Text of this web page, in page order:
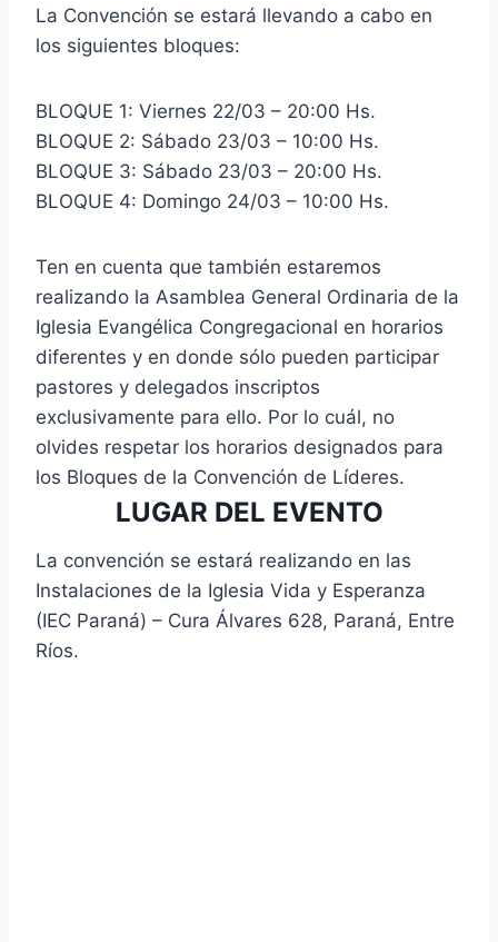
La Convención se estará llevando a cabo en
los siguientes bloques:
BLOQUE 1: Viernes 22/03 – 20:00 Hs.
BLOQUE 2: Sábado 23/03 – 10:00 Hs.
BLOQUE 3: Sábado 23/03 – 20:00 Hs.
BLOQUE 4: Domingo 24/03 – 10:00 Hs.
Ten en cuenta que también estaremos
realizando la Asamblea General Ordinaria de la
Iglesia Evangélica Congregacional en horarios
diferentes y en donde sólo pueden participar
pastores y delegados inscriptos
exclusivamente para ello. Por lo cuál, no
olvides respetar los horarios designados para
los Bloques de la Convención de Líderes.
LUGAR DEL EVENTO
La convención se estará realizando en las
Instalaciones de la Iglesia Vida y Esperanza
(IEC Paraná) – Cura Álvares 628, Paraná, Entre
Ríos.